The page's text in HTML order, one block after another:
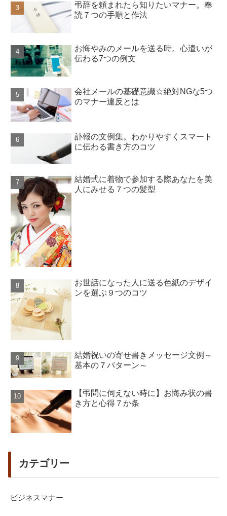
弔辞を頼まれたら知りたいマナー。奉
読７つの手順と作法
お悔やみのメールを送る時。心遣いが
伝わる7つの例文
会社メールの基礎意識☆絶対NGな5つ
のマナー違反とは
訃報の文例集。わかりやすくスマート
に伝わる書き方のコツ
結婚式に着物で参加する際あなたを美
人にみせる７つの髪型
お世話になった人に送る色紙のデザイ
ンを選ぶ９つのコツ
結婚祝いの寄せ書きメッセージ文例～
基本の７パターン～
【弔問に伺えない時に】お悔み状の書
き方と心得７か条
カテゴリー
ビジネスマナー